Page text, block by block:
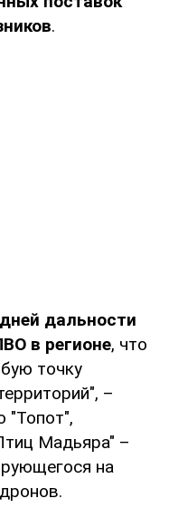
.
дальности
в регионе, что
точку
–
"Топот",
Мадьяра" –
на